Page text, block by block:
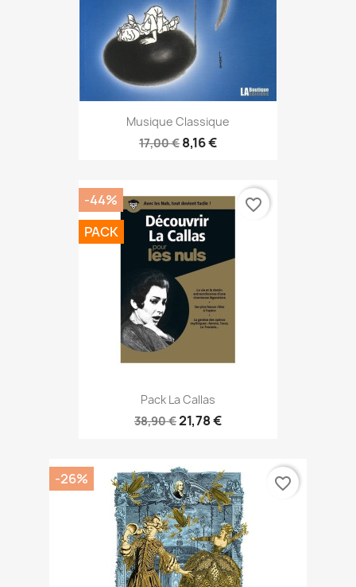
Musique Classique
17,00 € 8,16 €
Pack La Callas
38,90 €21,78 €
-44%
PACK
favorite_border
-26% favorite_border